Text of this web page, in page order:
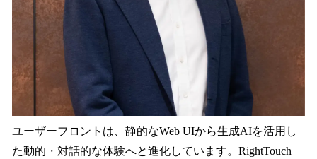
ユーザーフロントは、静的なWeb UIから生成AIを活用し
た動的・対話的な体験へと進化しています。RightTouch